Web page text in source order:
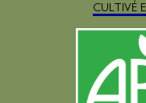
CULTIVÉ